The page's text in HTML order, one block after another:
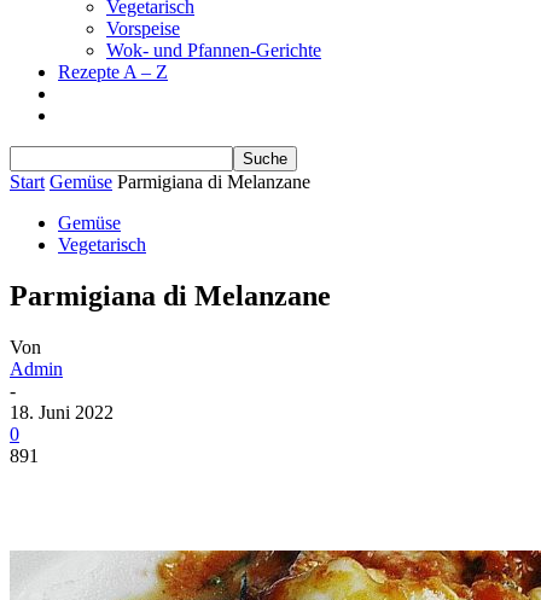
Vegetarisch
Vorspeise
Wok- und Pfannen-Gerichte
Rezepte A – Z
Start Gemüse Parmigiana di Melanzane
Gemüse
Vegetarisch
Parmigiana di Melanzane
Von
Admin
-
18. Juni 2022
0
891